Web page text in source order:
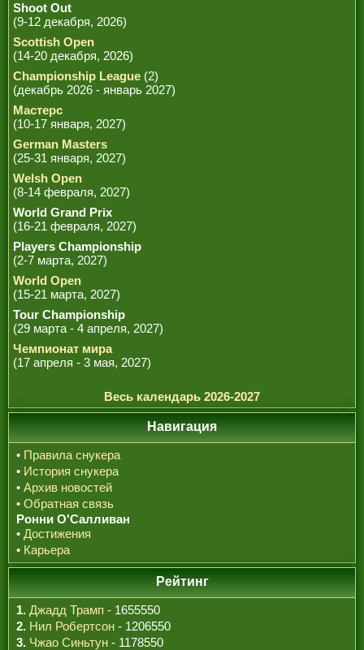
Shoot Out
(9-12 декабря, 2026)
Scottish Open
(14-20 декабря, 2026)
Championship League (2)
(декабрь 2026 - январь 2027)
Мастерс
(10-17 января, 2027)
German Masters
(25-31 января, 2027)
Welsh Open
(8-14 февраля, 2027)
World Grand Prix
(16-21 февраля, 2027)
Players Championship
(2-7 марта, 2027)
World Open
(15-21 марта, 2027)
Tour Championship
(29 марта - 4 апреля, 2027)
Чемпионат мира
(17 апреля - 3 мая, 2027)
Весь календарь 2026-2027
Навигация
• Правила снукера
• История снукера
• Архив новостей
• Обратная связь
Ронни О'Салливан
• Достижения
• Карьера
Рейтинг
1. Джадд Трамп - 1655550
2. Нил Робертсон - 1206550
3. Чжао Синьтун - 1178550